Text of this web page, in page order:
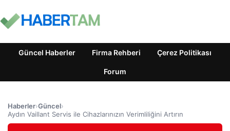
Güncel Haberler Firma Rehberi Çerez Politikası
Forum
Haberler›Güncel›
Aydın Vaillant Servis ile Cihazlarınızın Verimliliğini Artırın